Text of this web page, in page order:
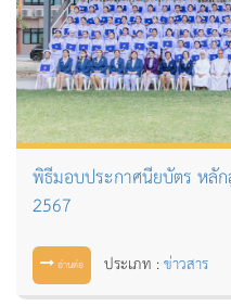
พิธีมอบประกาศนียบัตร หลั
2567
อ่านต่อ ประเภท :ข่าวสาร